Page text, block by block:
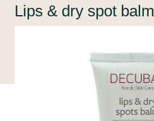
Lips & dry spot balm